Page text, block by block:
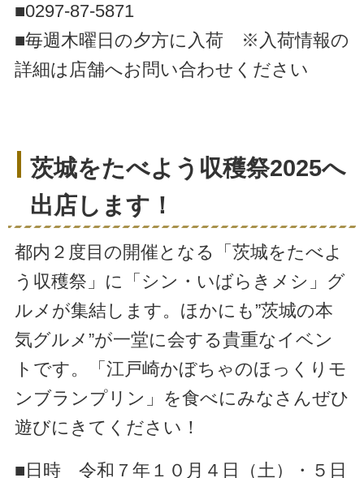
■0297-87-5871
■毎週木曜日の夕方に入荷 ※入荷情報の
詳細は店舗へお問い合わせください
茨城をたべよう収穫祭2025へ
出店します！
都内２度目の開催となる「茨城をたべよ
う収穫祭」に「シン・いばらきメシ」グ
ルメが集結します。ほかにも”茨城の本
気グルメ”が一堂に会する貴重なイベン
トです。「江戸崎かぼちゃのほっくりモ
ンブランプリン」を食べにみなさんぜひ
遊びにきてください！
■日時 令和７年１０月４日（土）・５日